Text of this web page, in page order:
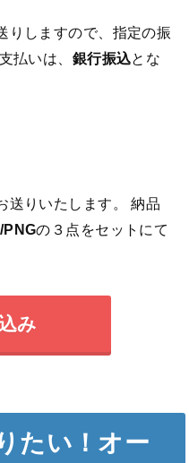
りしますので、指定の振
払いは、 銀行振込とな
送りいたします。 納品
の３点をセットにて
み
たい！オー